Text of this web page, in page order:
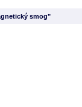
smog"